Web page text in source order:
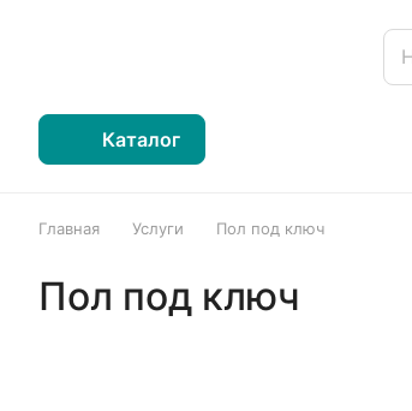
Каталог
Главная Услуги Пол под ключ
Пол под ключ